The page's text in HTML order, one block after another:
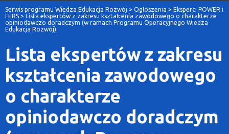
Serwis programu Wiedza Edukacja Rozwój > Ogłoszenia > Eksperci POWER i
FERS > Lista ekspertów z zakresu kształcenia zawodowego o charakterze
opiniodawczo doradczym (w ramach Programu Operacyjnego Wiedza
Edukacja Rozwój)
Lista ekspertów z zakresu
kształcenia zawodowego
o charakterze
opiniodawczo doradczym